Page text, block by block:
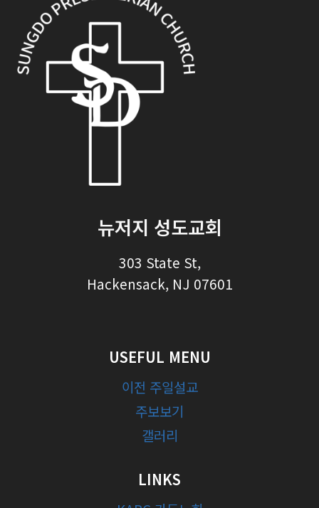
뉴저지 성도교회
303 State St,
Hackensack, NJ 07601
USEFUL MENU
이전 주일설교
주보보기
갤러리
LINKS